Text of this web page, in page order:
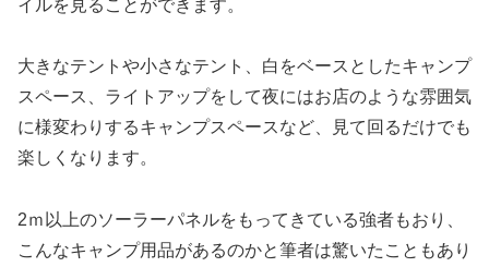
イルを見ることができます。
大きなテントや小さなテント、白をベースとしたキャンプ
スペース、ライトアップをして夜にはお店のような雰囲気
に様変わりするキャンプスペースなど、見て回るだけでも
楽しくなります。
2ｍ以上のソーラーパネルをもってきている強者もおり、
こんなキャンプ用品があるのかと筆者は驚いたこともあり